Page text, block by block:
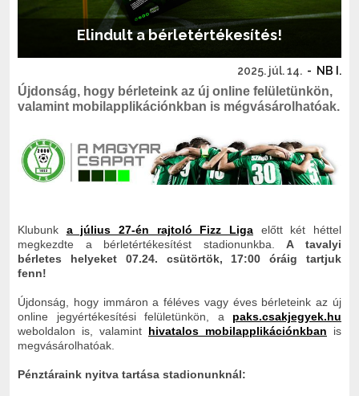
Elindult a bérletértékesítés!
2025. júl. 14. - NB I.
Újdonság, hogy bérleteink az új online felületünkön,
valamint mobilapplikációnkban is mégvásárolhatóak.
Klubunk a július 27-én rajtoló Fizz Liga előtt két héttel
megkezdte a bérletértékesítést stadionunkba.A tavalyi
bérletes helyeket 07.24. csütörtök, 17:00 óráig tartjuk
fenn!
Újdonság, hogy immáron a féléves vagy éves bérleteink az új
online jegyértékesítési felületünkön, a
paks.csakjegyek.hu
weboldalon is, valamint hivatalos mobilapplikációnkban is
megvásárolhatóak.
Pénztáraink nyitva tartása stadionunknál: